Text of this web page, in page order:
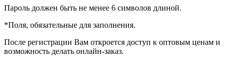
Пароль должен быть не менее 6 символов длиной.
*Поля, обязательные для заполнения.
После регистрации Вам откроется доступ к оптовым ценам и
возможность делать онлайн-заказ.